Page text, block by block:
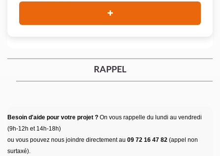
RAPPEL
Besoin d'aide pour votre projet ? On vous rappelle du lundi au vendredi
(9h-12h et 14h-18h)
ou vous pouvez nous joindre directement au 09 72 16 47 82 (appel non
surtaxé).